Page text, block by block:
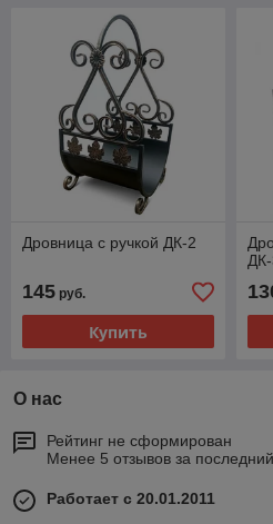
Дровница с ручкой ДК-2
145 руб.
Купить
О нас
Рейтинг не сформирован
Менее 5 отзывов за
Работает с 20.01.2011